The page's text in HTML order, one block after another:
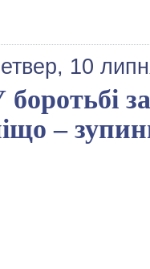
10
боротьбі
–